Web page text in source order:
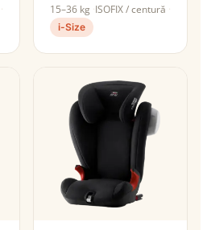
15–36 kg ISOFIX / centură
i-Size